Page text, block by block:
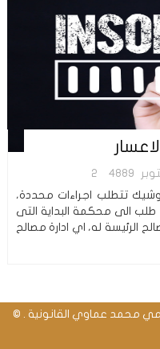
4889
2
تتطلب اجراءات محددة،
الى محكمة البداية التى
الرئيسة له، اي ادارة مصالح
محمد عماوي القانونية . ©